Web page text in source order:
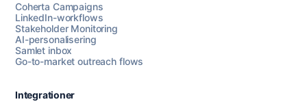
Coherta Campaigns
LinkedIn-workflows
Stakeholder Monitoring
AI-personalisering
Samlet inbox
Go-to-market outreach flows
Integrationer